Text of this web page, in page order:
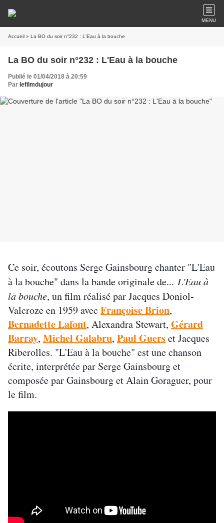
MENU
Accueil » La BO du soir n°232 : L'Eau à la bouche
La BO du soir n°232 : L'Eau à la bouche
Publié le 01/04/2018 à 20:59
Par lefilmdujour
Ce soir, écoutons Serge Gainsbourg chanter "L'Eau
à la bouche" dans la bande originale de... L'Eau à
la bouche, un film réalisé par Jacques Doniol-
Valcroze en 1959 avec Françoise Brion,
Bernadette Lafont, Alexandra Stewart, Gérard
Barray, Michel Galabru, Paul Guerset Jacques
Riberolles. "L'Eau à la bouche" est une chanson
écrite, interprétée par Serge Gainsbourg et
composée par Gainsbourg et Alain Goraguer, pour
le film.